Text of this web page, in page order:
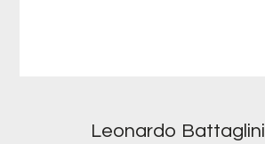
Leonardo Battaglini